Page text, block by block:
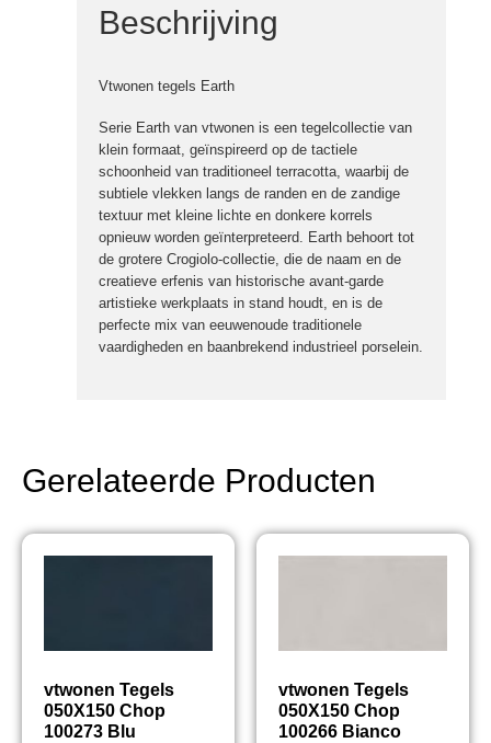
Beschrijving
Vtwonen tegels Earth
Serie Earth van vtwonen is een tegelcollectie van
klein formaat, geïnspireerd op de tactiele
schoonheid van traditioneel terracotta, waarbij de
subtiele vlekken langs de randen en de zandige
textuur met kleine lichte en donkere korrels
opnieuw worden geïnterpreteerd. Earth behoort tot
de grotere Crogiolo-collectie, die de naam en de
creatieve erfenis van historische avant-garde
artistieke werkplaats in stand houdt, en is de
perfecte mix van eeuwenoude traditionele
vaardigheden en baanbrekend industrieel porselein.
Gerelateerde Producten
vtwonen Tegels
050X150 Chop
100273 Blu
vtwonen Tegels
050X150 Chop
100266 Bianco